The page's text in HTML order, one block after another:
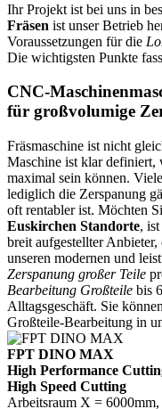
Ihr Projekt ist bei uns in
Fräsen ist unser Betrieb
Voraussetzungen für die
Die wichtigsten Punkte
CNC-
für großvolumige
Fräsmaschine ist nicht
Maschine ist klar definiert,
maximal sein können.
lediglich die Zerspanung
oft rentabler ist. Möchten
Euskirchen Standorte,
breit aufgestellter
unseren modernen und
Zerspanung großer Teile
Bearbeitung Großteile bis
Alltagsgeschäft. Sie
Großteile-Bearbeitung in
FPT DINO MAX
High Performance
High Speed Cutting
Arbeitsraum X =